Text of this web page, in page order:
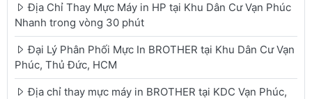
Địa Chỉ Thay Mực Máy in HP tại Khu Dân Cư Vạn Phúc
Nhanh trong vòng 30 phút
Đại Lý Phân Phối Mực In BROTHER tại Khu Dân Cư Vạn
Phúc, Thủ Đức, HCM
Địa chỉ thay mực máy in BROTHER tại KDC Vạn Phúc,